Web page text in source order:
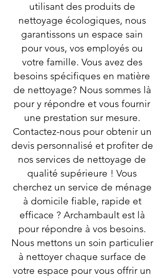
utilisant des produits de
nettoyage écologiques, nous
garantissons un espace sain
pour vous, vos employés ou
votre famille. Vous avez des
besoins spécifiques en matière
de nettoyage? Nous sommes là
pour y répondre et vous fournir
une prestation sur mesure.
Contactez-nous pour obtenir un
devis personnalisé et profiter de
nos services de nettoyage de
qualité supérieure ! Vous
cherchez un service de ménage
à domicile fiable, rapide et
efficace ? Archambault est là
pour répondre à vos besoins.
Nous mettons un soin particulier
à nettoyer chaque surface de
votre espace pour vous offrir un